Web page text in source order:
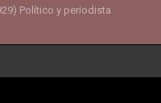
Político y periodista